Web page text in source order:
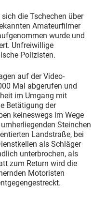
die Tschechen über
Amateurfilmer
wurde und
Unfreiwillige
Polizisten.
auf der Video-
Mal abgerufen und
im Umgang mit
Betätigung der
keineswegs im Wege
Steinchen
Landstraße, bei
als Schläger
unterbrochen, als
zum Return wird die
Motoristen